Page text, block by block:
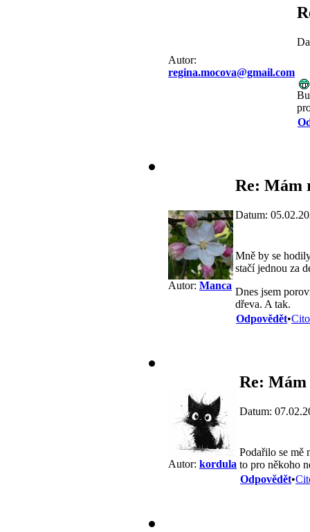
Autor:
regina.mocova@gmail.com
Autor: Manca
Re: Mám
Datum:
Mně by se
stačí jednou za
Dnes jsem
dřeva. A tak.
Odpovědět•
Autor: kordula
Re: Mám
Datum:
Podařilo se mě
to pro někoho
Odpovědět•